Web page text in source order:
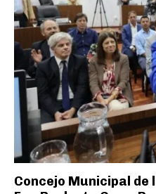
Concejo Municipal de